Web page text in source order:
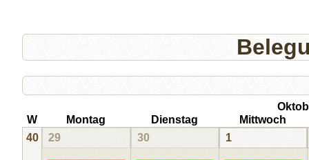
W
Montag Dienstag
Mittwoch
40
29 30 1